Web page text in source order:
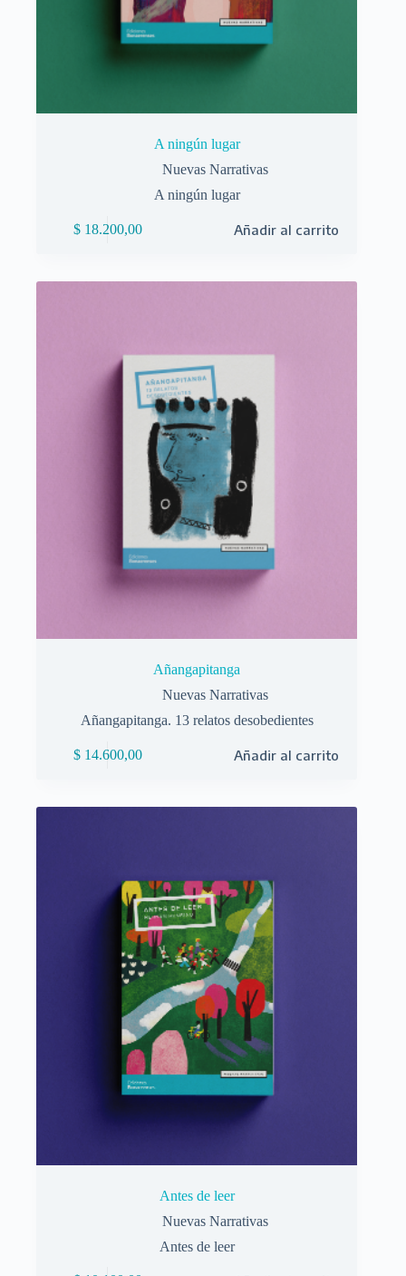
A ningún lugar
Nuevas Narrativas
A ningún lugar
$18.200,00 Añadir al carrito
Añangapitanga
Nuevas Narrativas
Añangapitanga. 13 relatos desobedientes
$14.600,00 Añadir al carrito
Antes de leer
Nuevas Narrativas
Antes de leer